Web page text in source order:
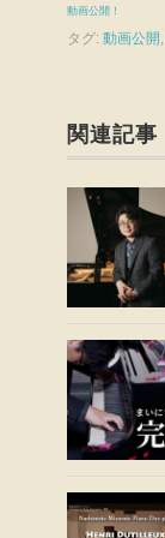
動画公開！
タグ: 動画公開 ,
関連記事